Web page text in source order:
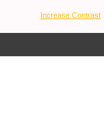
Increase Contrast